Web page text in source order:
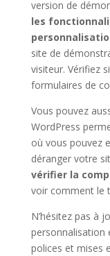
version de
les
site de
visiteur. Vérifiez
formulaires de
Vous pouvez
WordPress
où vous pouvez
déranger votre
vérifier la
voir comment le
N’hésitez pas à
personnalisation
polices et mises